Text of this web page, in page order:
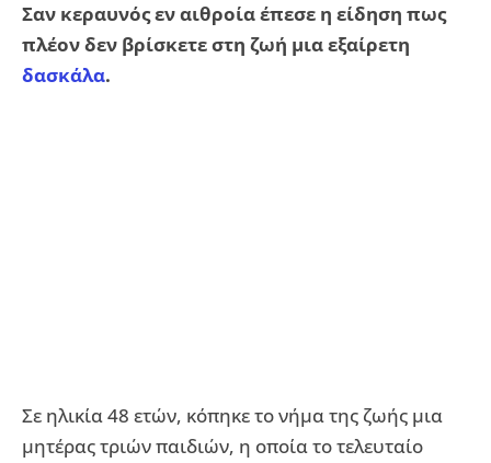
Σαν κεραυνός εν αιθροία έπεσε η είδηση πως
πλέον δεν βρίσκετε στη ζωή μια εξαίρετη
δασκάλα.
Σε ηλικία 48 ετών, κόπηκε το νήμα της ζωής μια
μητέρας τριών παιδιών, η οποία το τελευταίο